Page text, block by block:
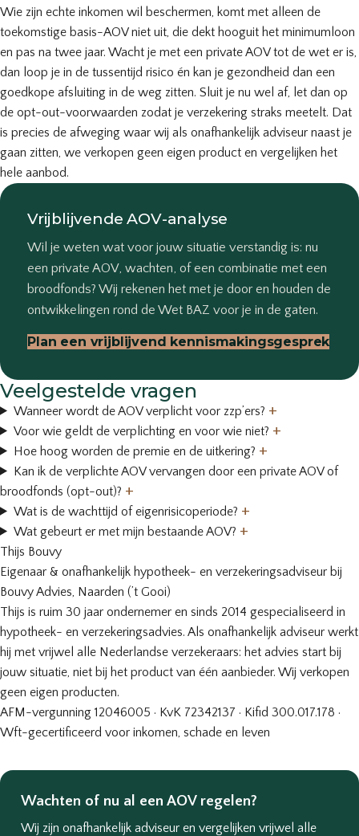
Wie zijn echte inkomen wil beschermen, komt met alleen de
toekomstige basis-AOV niet uit, die dekt hooguit het minimumloon
en pas na twee jaar. Wacht je met een private AOV tot de wet er is,
dan loop je in de tussentijd risico én kan je gezondheid dan een
goedkope afsluiting in de weg zitten. Sluit je nu wel af, let dan op
de opt-out-voorwaarden zodat je verzekering straks meetelt. Dat
is precies de afweging waar wij als onafhankelijk adviseur naast je
gaan zitten, we verkopen geen eigen product en vergelijken het
hele aanbod.
Vrijblijvende AOV-analyse
Wil je weten wat voor jouw situatie verstandig is: nu
een private AOV, wachten, of een combinatie met een
broodfonds? Wij rekenen het met je door en houden de
ontwikkelingen rond de Wet BAZ voor je in de gaten.
Plan een vrijblijvend kennismakingsgesprek
Veelgestelde vragen
Wanneer wordt de AOV verplicht voor zzp’ers? +
Voor wie geldt de verplichting en voor wie niet? +
Hoe hoog worden de premie en de uitkering? +
Kan ik de verplichte AOV vervangen door een private AOV of
broodfonds (opt-out)? +
Wat is de wachttijd of eigenrisicoperiode? +
Wat gebeurt er met mijn bestaande AOV? +
Thijs Bouvy
Eigenaar & onafhankelijk hypotheek- en verzekeringsadviseur bij
Bouvy Advies, Naarden (’t Gooi)
Thijs is ruim 30 jaar ondernemer en sinds 2014 gespecialiseerd in
hypotheek- en verzekeringsadvies. Als onafhankelijk adviseur werkt
hij met vrijwel alle Nederlandse verzekeraars: het advies start bij
jouw situatie, niet bij het product van één aanbieder. Wij verkopen
geen eigen producten.
AFM-vergunning 12046005 · KvK 72342137 · Kifid 300.017.178 ·
Wft-gecertificeerd voor inkomen, schade en leven
Wachten of nu al een AOV regelen?
Wij zijn onafhankelijk adviseur en vergelijken vrijwel alle